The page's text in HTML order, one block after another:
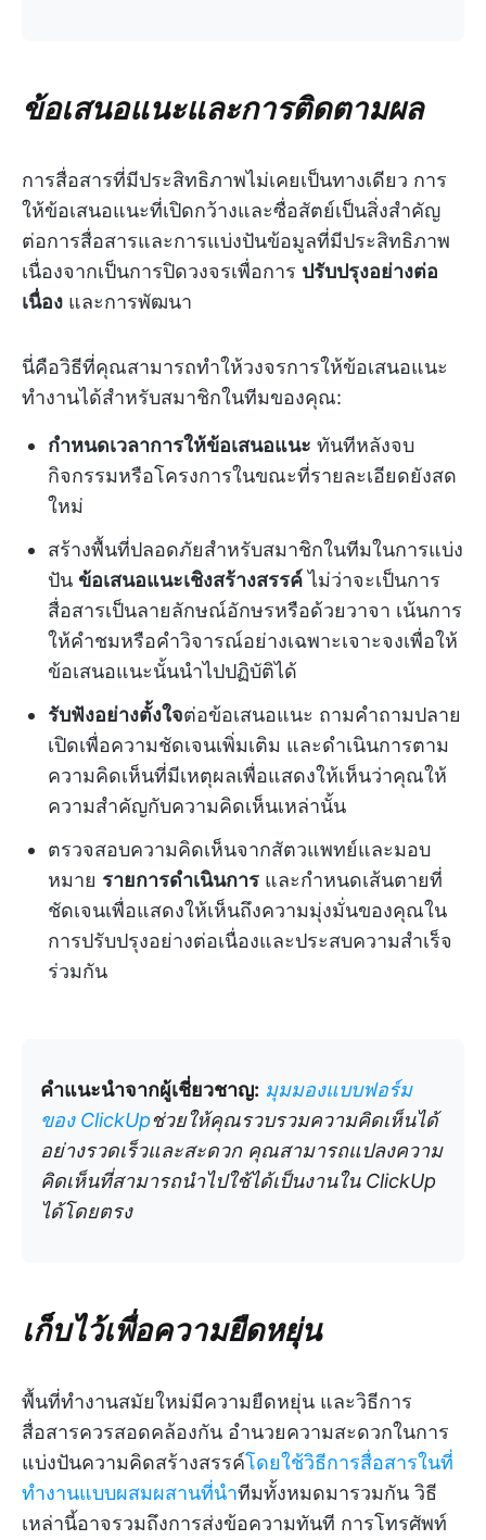
ข้อเสนอแนะและการติดตามผล
การสื่อสารที่มีประสิทธิภาพไม่เคยเป็นทางเดียว การ
ให้ข้อเสนอแนะที่เปิดกว้างและซื่อสัตย์เป็นสิ่งสำคัญ
ต่อการสื่อสารและการแบ่งปันข้อมูลที่มีประสิทธิภาพ
เนื่องจากเป็นการปิดวงจรเพื่อการ ปรับปรุงอย่างต่อ
เนื่อง และการพัฒนา
นี่คือวิธีที่คุณสามารถทำให้วงจรการให้ข้อเสนอแนะ
ทำงานได้สำหรับสมาชิกในทีมของคุณ:
กำหนดเวลาการให้ข้อเสนอแนะ ทันทีหลังจบ
กิจกรรมหรือโครงการในขณะที่รายละเอียดยังสด
ใหม่
สร้างพื้นที่ปลอดภัยสำหรับสมาชิกในทีมในการแบ่ง
ปัน ข้อเสนอแนะเชิงสร้างสรรค์ไม่ว่าจะเป็นการ
สื่อสารเป็นลายลักษณ์อักษรหรือด้วยวาจา เน้นการ
ให้คำชมหรือคำวิจารณ์อย่างเฉพาะเจาะจงเพื่อให้
ข้อเสนอแนะนั้นนำไปปฏิบัติได้
รับฟังอย่างตั้งใจต่อข้อเสนอแนะ ถามคำถามปลาย
เปิดเพื่อความชัดเจนเพิ่มเติม และดำเนินการตาม
ความคิดเห็นที่มีเหตุผลเพื่อแสดงให้เห็นว่าคุณให้
ความสำคัญกับความคิดเห็นเหล่านั้น
ตรวจสอบความคิดเห็นจากสัตวแพทย์และมอบ
หมาย รายการดำเนินการ และกำหนดเส้นตายที่
ชัดเจนเพื่อแสดงให้เห็นถึงความมุ่งมั่นของคุณใน
การปรับปรุงอย่างต่อเนื่องและประสบความสำเร็จ
ร่วมกัน
คำแนะนำจากผู้เชี่ยวชาญ: มุมมองแบบฟอร์ม
ของ ClickUpช่วยให้คุณรวบรวมความคิดเห็นได้
อย่างรวดเร็วและสะดวก คุณสามารถแปลงความ
คิดเห็นที่สามารถนำไปใช้ได้เป็นงานใน ClickUp
ได้โดยตรง
เก็บไว้เพื่อความยืดหยุ่น
พื้นที่ทำงานสมัยใหม่มีความยืดหยุ่น และวิธีการ
สื่อสารควรสอดคล้องกัน อำนวยความสะดวกในการ
แบ่งปันความคิดสร้างสรรค์โดยใช้วิธีการสื่อสารในที่
ทำงานแบบผสมผสานที่นำทีมทั้งหมดมารวมกัน วิธี
เหล่านี้อาจรวมถึงการส่งข้อความทันที การโทรศัพท์